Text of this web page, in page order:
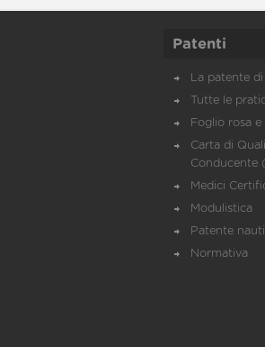
Patenti
La patente
Tutte le
Foglio rosa e
Carta di
Conducente
Medici
Modulistica
Patente
Normativa